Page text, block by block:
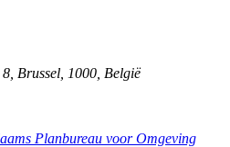
8 Brussel 1000 België
Planbureau voor Omgeving